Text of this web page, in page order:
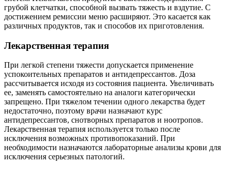
грубой клетчатки, способной вызвать тяжесть и вздутие. С
достижением ремиссии меню расширяют. Это касается как
различных продуктов, так и способов их приготовления.
Лекарственная терапия
При легкой степени тяжести допускается применение
успокоительных препаратов и антидепрессантов. Доза
рассчитывается исходя из состояния пациента. Увеличивать
ее, заменять самостоятельно на аналоги категорически
запрещено. При тяжелом течении одного лекарства будет
недостаточно, поэтому врачи назначают курс
антидепрессантов, снотворных препаратов и ноотропов.
Лекарственная терапия используется только после
исключения возможных противопоказаний. При
необходимости назначаются лабораторные анализы крови для
исключения серьезных патологий.